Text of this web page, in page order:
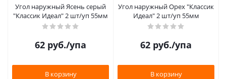
Угол наружный Ясень серый
"Классик Идеал" 2 шт/уп 55мм
62 руб./упа
В корзину
Угол наружный Орех "Классик
Идеал" 2 шт/уп 55мм
62 руб./упа
В корзину